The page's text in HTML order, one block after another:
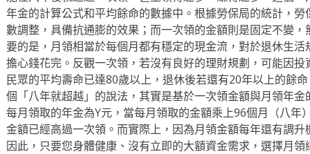
年金的計算公式和平均餘命的數據中。根據勞保局的統計，
數調整，具備抗通膨的效果；而一次領的金額則是固定不變
要的是，月領相當於每個月都有穩定的現金流，對於退休生
擔心錢花完。反觀一次領，若沒有良好的理財規劃，可能因
民眾的平均壽命已達80歲以上，退休後若還有20年以上的餘
個「八年就超越」的說法，其實是基於一次領金額與月領年
每月領取的年金為Y元，當每月領取的金額乘上96個月（八年
金額已經高過一次領。而實際上，因為月領金額每年還有調
因此，只要您身體健康、沒有立即的大額資金需求，選擇月